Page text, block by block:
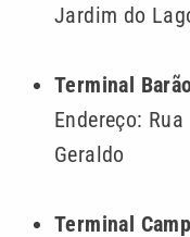
Jardim do
Terminal
Endereço:
Geraldo
Terminal